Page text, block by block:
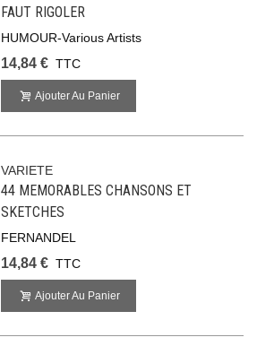
FAUT RIGOLER
HUMOUR-Various Artists
14,84 € TTC
Ajouter Au Panier
VARIETE
44 MEMORABLES CHANSONS ET
SKETCHES
FERNANDEL
14,84 € TTC
Ajouter Au Panier